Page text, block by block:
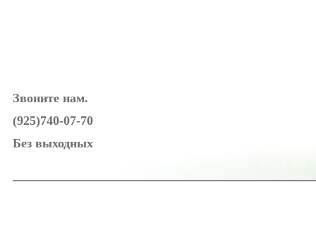
Звоните нам.
(925)740-07-70
Без выходных